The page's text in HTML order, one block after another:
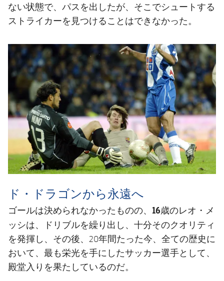
ない状態で、パスを出したが、そこでシュートする
ストライカーを見つけることはできなかった。
ド・ドラゴンから永遠へ
ゴールは決められなかったものの、 16歳のレオ・メ
ッシは、ドリブルを繰り出し、十分そのクオリティ
を発揮し、その後、20年間たった今、全ての歴史に
おいて、最も栄光を手にしたサッカー選手として、
殿堂入りを果たしているのだ。